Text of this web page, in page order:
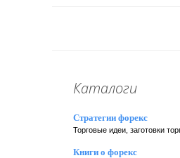
Каталоги
Стратегии форекс
Торговые идеи, заготовки
Книги о форекс